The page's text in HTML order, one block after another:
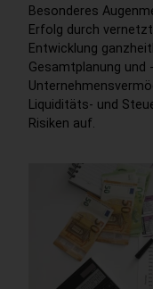
Besonderes
Erfolg durch
Entwicklung
Gesamtplanung und
Liquiditäts- und
Risiken auf.